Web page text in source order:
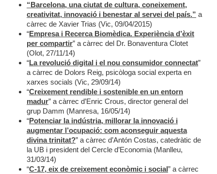
“Barcelona, una ciutat de cultura, coneixement,
creativitat, innovació i benestar al servei del país.” a
càrrec de Xavier Trias (Vic, 09/04/2015)
“Empresa i Recerca Biomèdica. Experiència d’èxit
per compartir” a càrrec del Dr. Bonaventura Clotet
(Olot, 27/11/14)
“La revolució digital i el nou consumidor connectat”
a càrrec de Dolors Reig, psicòloga social experta en
xarxes socials (Vic, 29/09/14)
“Creixement rendible i sostenible en un entorn
madur” a càrrec d’Enric Crous, director general del
grup Damm (Manresa, 16/05/14)
“Potenciar la indústria, millorar la innovació i
augmentar l’ocupació: com aconseguir aquesta
divina trinitat?” a càrrec d’Antón Costas, catedràtic de
la UB i president del Cercle d’Economia (Manlleu,
31/03/14)
“C-17, eix de creixement econòmic i social” a càrrec